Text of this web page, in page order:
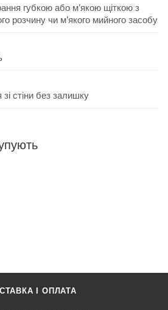
губкою або м’якою щіткою з
розчину чи м’якого мийного засобу
стіни без залишку
І ОПЛАТА